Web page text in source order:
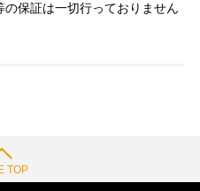
保証は一切行っておりません
TOP